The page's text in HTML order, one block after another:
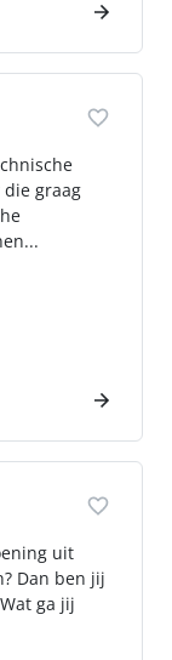
graag
uit
Dan ben jij
ga jij